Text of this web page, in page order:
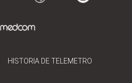
HISTORIA DE TELEMETRO